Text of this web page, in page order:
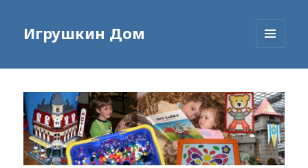
Игрушкин Дом